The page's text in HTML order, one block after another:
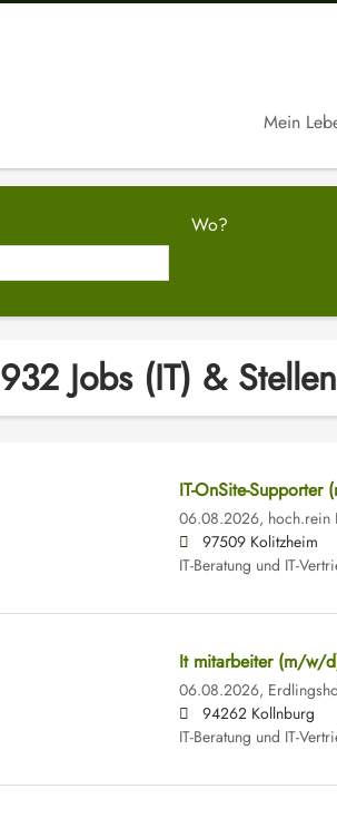
Mein
Wo?
932 Jobs (IT) &
IT-OnSite-Supporter
06.08.2026, hoch.rein
97509 Kolitzheim
IT-Beratung und IT-
It mitarbeiter (m/w/
06.08.2026,
94262 Kollnburg
IT-Beratung und IT-